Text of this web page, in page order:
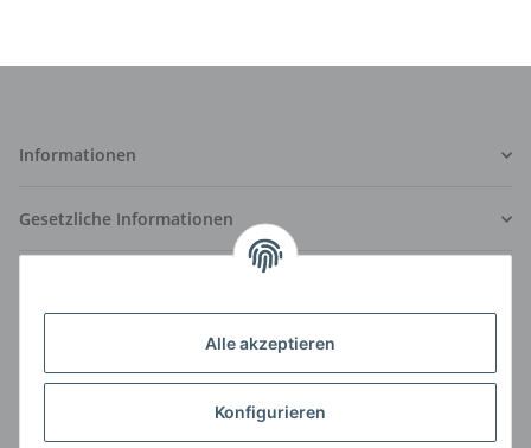
Alle akzeptieren
Konfigurieren
Informationen
Gesetzliche Informationen
Versand und Zahlungsarten
Sicher bezahlen mit: